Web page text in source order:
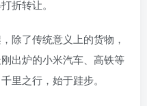
折转让。
除了传统意义上的货物，
出炉的小米汽车、高铁等
里之行，始于跬步。